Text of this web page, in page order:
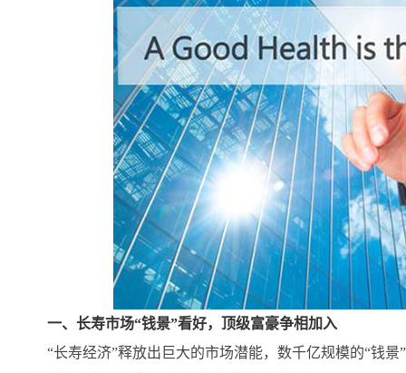
一、长寿市场“钱景”看好，顶级富豪争相加入
“长寿经济”释放出巨大的市场潜能，数千亿规模的“钱